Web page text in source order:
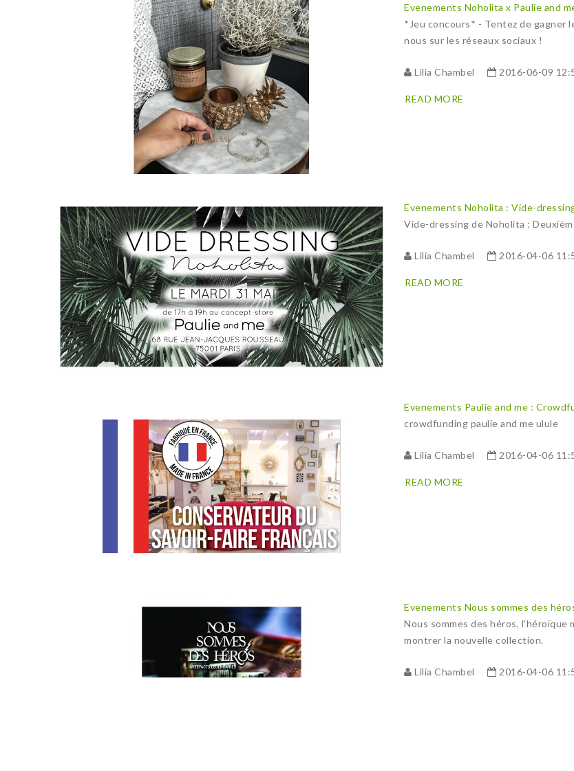
Evenements Noholita x Paulie and
*Jeu concours* - Tentez de gagner
nous sur les réseaux sociaux !
Lilia Chambel 2016-06-09
READ MORE
Evenements Noholita : Vide-
Vide-dressing de Noholita :
Lilia Chambel 2016-04-06
READ MORE
Evenements Paulie and me :
crowdfunding paulie and me ulule
Lilia Chambel 2016-04-06
READ MORE
Evenements Nous sommes des
Nous sommes des héros, l'héroïque
montrer la nouvelle collection.
Lilia Chambel 2016-04-06